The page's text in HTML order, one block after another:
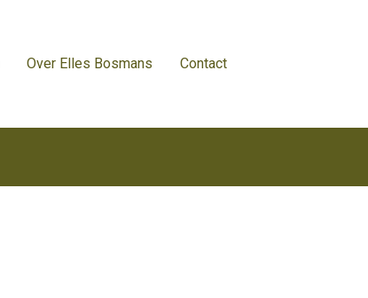
Over Elles Bosmans Contact